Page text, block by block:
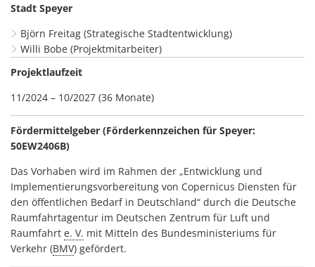
Stadt Speyer
Björn Freitag (Strategische Stadtentwicklung)
Willi Bobe (Projektmitarbeiter)
Projektlaufzeit
11/2024 – 10/2027 (36 Monate)
Fördermittelgeber (Förderkennzeichen für Speyer:
50EW2406B)
Das Vorhaben wird im Rahmen der „Entwicklung und
Implementierungsvorbereitung von Copernicus Diensten für
den öffentlichen Bedarf in Deutschland“ durch die Deutsche
Raumfahrtagentur im Deutschen Zentrum für Luft und
Raumfahrt e. V. mit Mitteln des Bundesministeriums für
Verkehr (BMV) gefördert.